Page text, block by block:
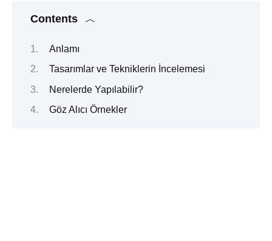
Contents
Anlamı
Tasarımlar ve Tekniklerin İncelemesi
Nerelerde Yapılabilir?
Göz Alıcı Örnekler